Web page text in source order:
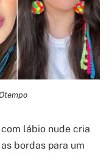
lábio nude cria
bordas para um